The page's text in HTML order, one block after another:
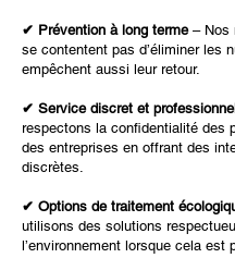
✔ Prévention à long terme– Nos
se contentent pas d’éliminer les
empêchent aussi leur retour.
✔ Service discret et
respectons la confidentialité des
des entreprises en offrant des
discrètes.
✔ Options de traitement
utilisons des solutions
l’environnement lorsque cela est